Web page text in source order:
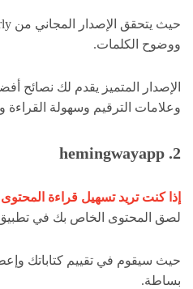
ووضوح الكلمات.
الإصدار المتميز يقدم لك نصائح
وعلامات الترقيم وسهولة القراءة
2. hemingwayapp
إذا كنت تريد تسهيل قراءة
لصق المحتوى الخاص بك في تطبيق
حيث سيقوم في تقييم كتاباتك
بساطة.